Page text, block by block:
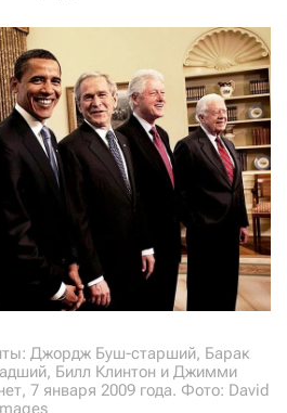
Джордж Буш-старший, Барак
Билл Клинтон и Джимми
7 января 2009 года. Фото: David